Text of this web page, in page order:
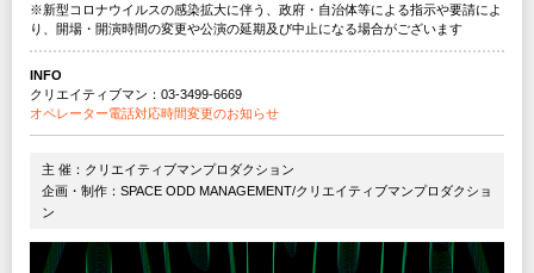
※新型コロナウイルスの感染拡大に伴う、政府・自治体等による指示や要請によ
り、開場・開演時間の変更や公演の延期及び中止になる場合がございます
INFO
クリエイティブマン：03-3499-6669
オペレーター電話対応時間変更のお知らせ
主 催：クリエイティブマンプロダクション
企画・制作：SPACE ODD MANAGEMENT/クリエイティブマンプロダクショ
ン